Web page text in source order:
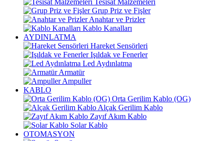
Tesisat Malzemeleri
Grup Priz ve Fişler
Anahtar ve Prizler
Kablo Kanalları
AYDINLATMA
Hareket Sensörleri
Işıldak ve Fenerler
Led Aydınlatma
Armatür
Ampuller
KABLO
Orta Gerilim Kablo (OG)
Alçak Gerilim Kablo
Zayıf Akım Kablo
Solar Kablo
OTOMASYON